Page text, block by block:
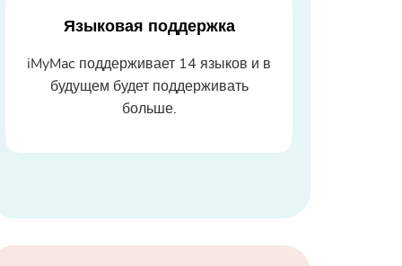
Языковая поддержка
iMyMac поддерживает 14 языков и в
будущем будет поддерживать
больше.